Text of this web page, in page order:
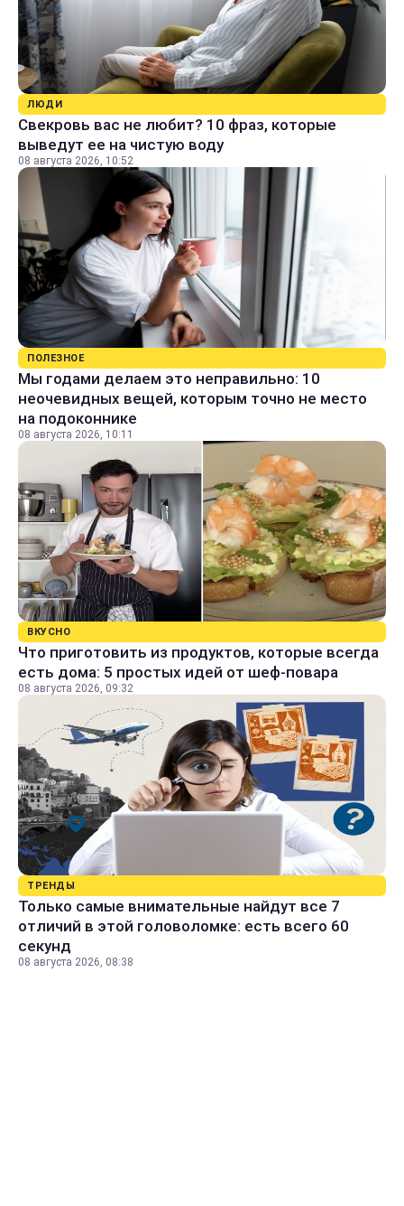
ЛЮДИ
Свекровь вас не любит? 10 фраз, которые
выведут ее на чистую воду
08 августа 2026, 10:52
ПОЛЕЗНОЕ
Мы годами делаем это неправильно: 10
неочевидных вещей, которым точно не место
на подоконнике
08 августа 2026, 10:11
ВКУСНО
Что приготовить из продуктов, которые всегда
есть дома: 5 простых идей от шеф-повара
08 августа 2026, 09:32
ТРЕНДЫ
Только самые внимательные найдут все 7
отличий в этой головоломке: есть всего 60
секунд
08 августа 2026, 08:38